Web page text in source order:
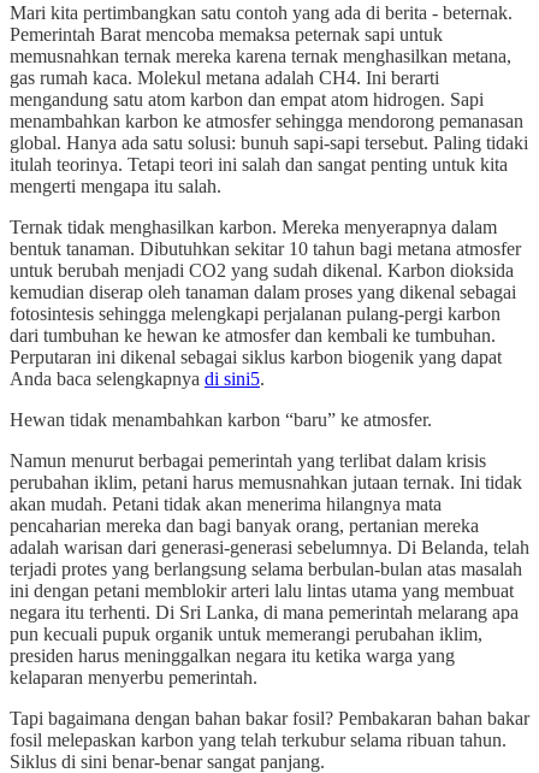
Mari kita pertimbangkan satu contoh yang ada di berita - beternak.
Pemerintah Barat mencoba memaksa peternak sapi untuk
memusnahkan ternak mereka karena ternak menghasilkan metana,
gas rumah kaca. Molekul metana adalah CH4. Ini berarti
mengandung satu atom karbon dan empat atom hidrogen. Sapi
menambahkan karbon ke atmosfer sehingga mendorong pemanasan
global. Hanya ada satu solusi: bunuh sapi-sapi tersebut. Paling tidaki
itulah teorinya. Tetapi teori ini salah dan sangat penting untuk kita
mengerti mengapa itu salah.
Ternak tidak menghasilkan karbon. Mereka menyerapnya dalam
bentuk tanaman. Dibutuhkan sekitar 10 tahun bagi metana atmosfer
untuk berubah menjadi CO2 yang sudah dikenal. Karbon dioksida
kemudian diserap oleh tanaman dalam proses yang dikenal sebagai
fotosintesis sehingga melengkapi perjalanan pulang-pergi karbon
dari tumbuhan ke hewan ke atmosfer dan kembali ke tumbuhan.
Perputaran ini dikenal sebagai siklus karbon biogenik yang dapat
Anda baca selengkapnya di sini5.
Hewan tidak menambahkan karbon “baru” ke atmosfer.
Namun menurut berbagai pemerintah yang terlibat dalam krisis
perubahan iklim, petani harus memusnahkan jutaan ternak. Ini tidak
akan mudah. Petani tidak akan menerima hilangnya mata
pencaharian mereka dan bagi banyak orang, pertanian mereka
adalah warisan dari generasi-generasi sebelumnya. Di Belanda, telah
terjadi protes yang berlangsung selama berbulan-bulan atas masalah
ini dengan petani memblokir arteri lalu lintas utama yang membuat
negara itu terhenti. Di Sri Lanka, di mana pemerintah melarang apa
pun kecuali pupuk organik untuk memerangi perubahan iklim,
presiden harus meninggalkan negara itu ketika warga yang
kelaparan menyerbu pemerintah.
Tapi bagaimana dengan bahan bakar fosil? Pembakaran bahan bakar
fosil melepaskan karbon yang telah terkubur selama ribuan tahun.
Siklus di sini benar-benar sangat panjang.